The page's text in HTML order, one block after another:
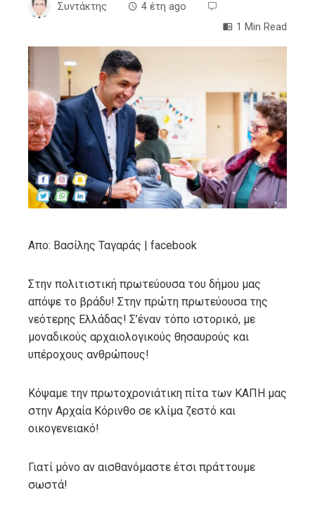
Συντάκτης
4 έτη ago
1 Min Read
Απο: Βασίλης Ταγαράς | facebook
Στην πολιτιστική πρωτεύουσα του δήμου μας
απόψε το βράδυ! Στην πρώτη πρωτεύουσα της
νεότερης Ελλάδας! Σ’έναν τόπο ιστορικό, με
μοναδικούς αρχαιολογικούς θησαυρούς και
υπέροχους ανθρώπους!
Κόψαμε την πρωτοχρονιάτικη πίτα των ΚΑΠΗ μας
στην Αρχαία Κόρινθο σε κλίμα ζεστό και
οικογενειακό!
Γιατί μόνο αν αισθανόμαστε έτσι πράττουμε
σωστά!